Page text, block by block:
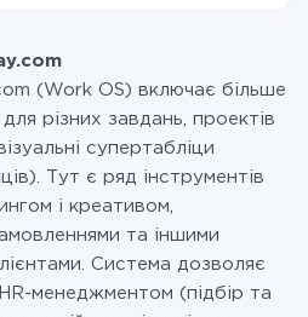
про
(Work OS) включає більше
різних завдань, проектів
супертабліци
Тут є ряд інструментів
і креативом,
та іншими
Система дозволяє
менеджментом (підбір та